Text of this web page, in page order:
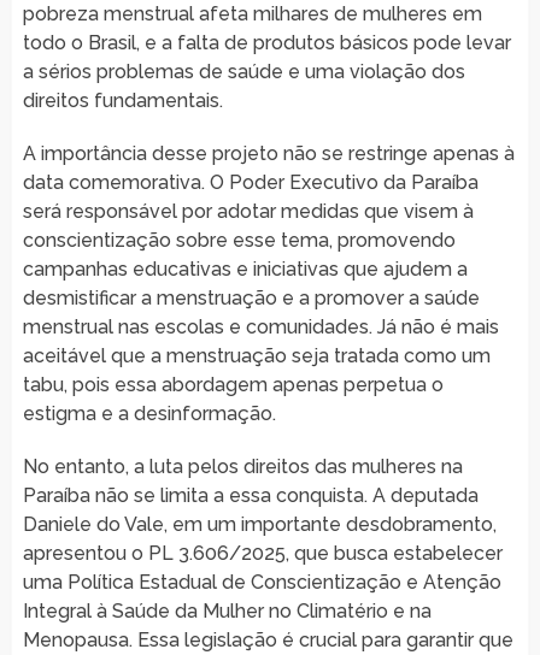
pobreza menstrual afeta milhares de mulheres em
todo o Brasil, e a falta de produtos básicos pode levar
a sérios problemas de saúde e uma violação dos
direitos fundamentais.
A importância desse projeto não se restringe apenas à
data comemorativa. O Poder Executivo da Paraíba
será responsável por adotar medidas que visem à
conscientização sobre esse tema, promovendo
campanhas educativas e iniciativas que ajudem a
desmistificar a menstruação e a promover a saúde
menstrual nas escolas e comunidades. Já não é mais
aceitável que a menstruação seja tratada como um
tabu, pois essa abordagem apenas perpetua o
estigma e a desinformação.
No entanto, a luta pelos direitos das mulheres na
Paraíba não se limita a essa conquista. A deputada
Daniele do Vale, em um importante desdobramento,
apresentou o PL 3.606/2025, que busca estabelecer
uma Política Estadual de Conscientização e Atenção
Integral à Saúde da Mulher no Climatério e na
Menopausa. Essa legislação é crucial para garantir que